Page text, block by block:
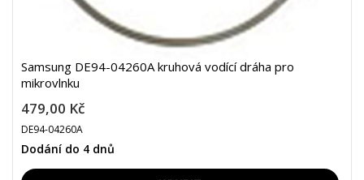
Samsung DE94-04260A kruhová vodící dráha pro
mikrovlnku
479,00 Kč
DE94-04260A
Dodání do 4 dnů